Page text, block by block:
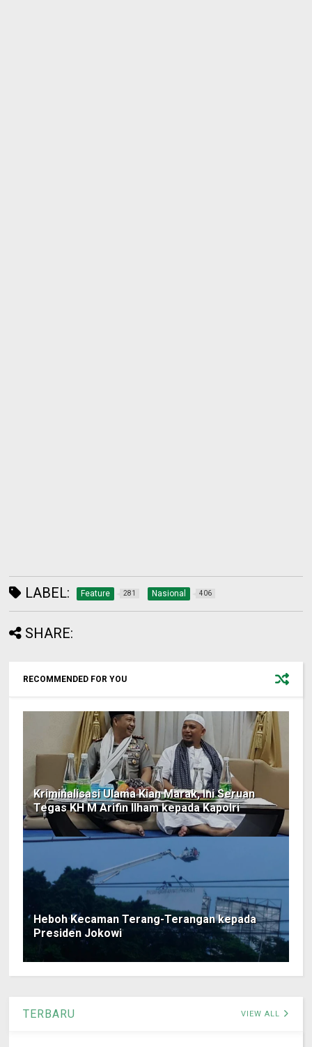
LABEL: Feature 281 Nasional 406
SHARE:
RECOMMENDED FOR YOU
Kriminalisasi Ulama Kian Marak, Ini Seruan
Tegas KH M Arifin Ilham kepada Kapolri
Heboh Kecaman Terang-Terangan kepada
Presiden Jokowi
TERBARU VIEW ALL